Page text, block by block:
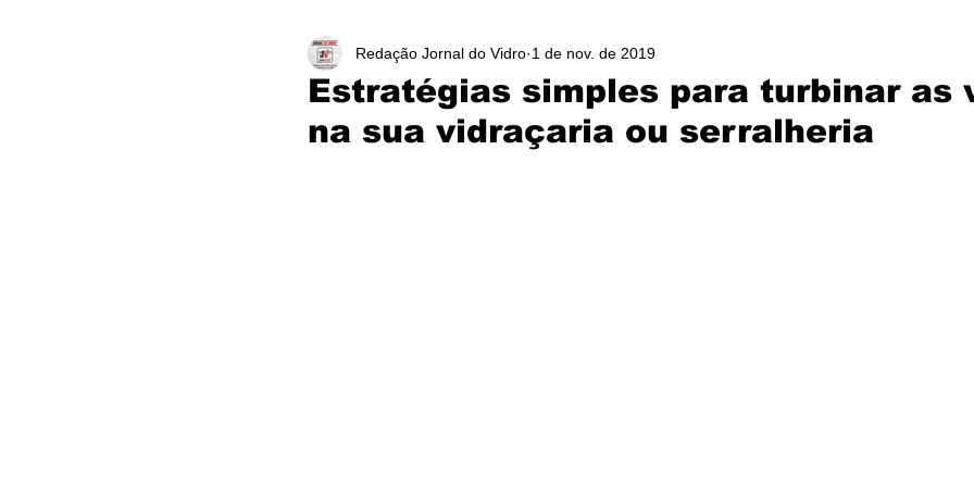
Estratégias simples para turbinar as
na sua vidraçaria ou serralheria
Redação Jornal do Vidro 1 de nov. de 2019